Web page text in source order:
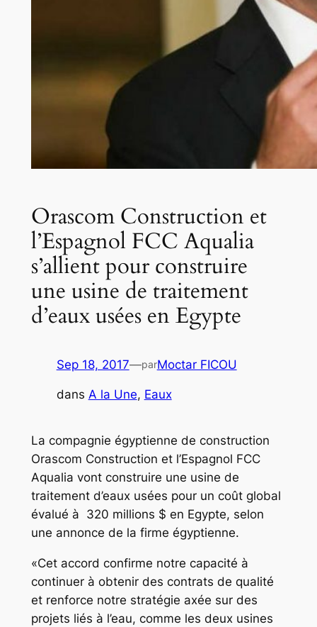
Orascom Construction et
l’Espagnol FCC Aqualia
s’allient pour construire
une usine de traitement
d’eaux usées en Egypte
Sep 18, 2017—parMoctar FICOU
dans A la Une, Eaux
La compagnie égyptienne de construction
Orascom Construction et l’Espagnol FCC
Aqualia vont construire une usine de
traitement d’eaux usées pour un coût global
évalué à 320 millions $ en Egypte, selon
une annonce de la firme égyptienne.
«Cet accord confirme notre capacité à
continuer à obtenir des contrats de qualité
et renforce notre stratégie axée sur des
projets liés à l’eau, comme les deux usines